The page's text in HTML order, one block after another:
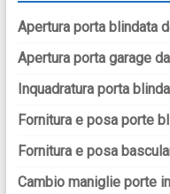
Apertura porta blindata
Apertura porta garage
Inquadratura porta
Fornitura e posa porte
Fornitura e posa
Cambio maniglie porte